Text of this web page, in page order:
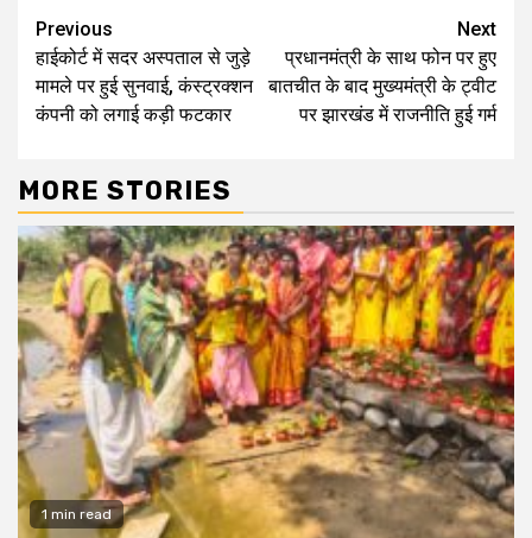
Continue
Reading
Previous
हाईकोर्ट में सदर अस्पताल से जुड़े
मामले पर हुई सुनवाई, कंस्ट्रक्शन
कंपनी को लगाई कड़ी फटकार
Next
प्रधानमंत्री के साथ फोन पर हुए
बातचीत के बाद मुख्यमंत्री के ट्वीट
पर झारखंड में राजनीति हुई गर्म
MORE STORIES
1 min read